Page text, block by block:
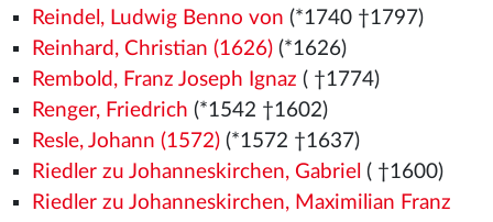
Reindel, Ludwig Benno von (*1740 †1797)
Reinhard, Christian (1626)(*1626)
Rembold, Franz Joseph Ignaz ( †1774)
Renger, Friedrich (*1542 †1602)
Resle, Johann (1572)(*1572 †1637)
Riedler zu Johanneskirchen, Gabriel ( †1600)
Riedler zu Johanneskirchen, Maximilian Franz